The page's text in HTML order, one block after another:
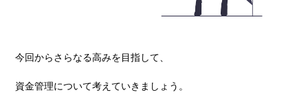
今回からさらなる⾼みを⽬指して、
資⾦管理について考えていきましょう。